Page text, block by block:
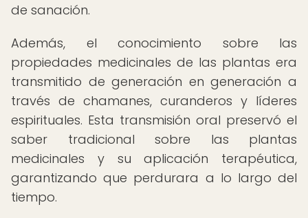
de sanación.
Además, el conocimiento sobre las
propiedades medicinales de las plantas era
transmitido de generación en generación a
través de chamanes, curanderos y líderes
espirituales. Esta transmisión oral preservó el
saber tradicional sobre las plantas
medicinales y su aplicación terapéutica,
garantizando que perdurara a lo largo del
tiempo.